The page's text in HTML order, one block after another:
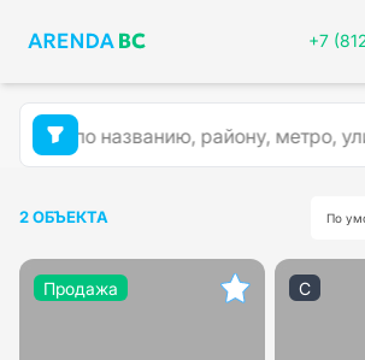
+7
2 ОБЪЕКТА По
Продажа C